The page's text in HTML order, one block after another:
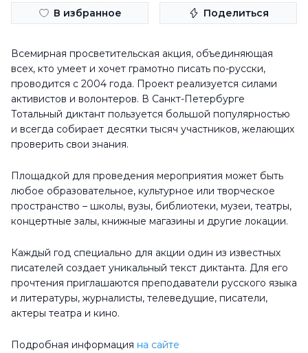
В избранное Поделиться
Всемирная просветительская акция, объединяющая
всех, кто умеет и хочет грамотно писать по-русски,
проводится с 2004 года. Проект реализуется силами
активистов и волонтеров. В Санкт-Петербурге
Тотальный диктант пользуется большой популярностью
и всегда собирает десятки тысяч участников, желающих
проверить свои знания.
Площадкой для проведения мероприятия может быть
любое образовательное, культурное или творческое
пространство – школы, вузы, библиотеки, музеи, театры,
концертные залы, книжные магазины и другие локации.
Каждый год специально для акции один из известных
писателей создает уникальный текст диктанта. Для его
прочтения приглашаются преподаватели русского языка
и литературы, журналисты, телеведущие, писатели,
актеры театра и кино.
Подробная информация на сайте